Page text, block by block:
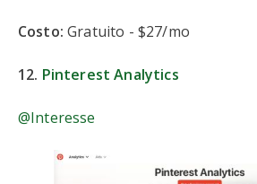
Costo: Gratuito - $27/mo
12. Pinterest Analytics
@Interesse